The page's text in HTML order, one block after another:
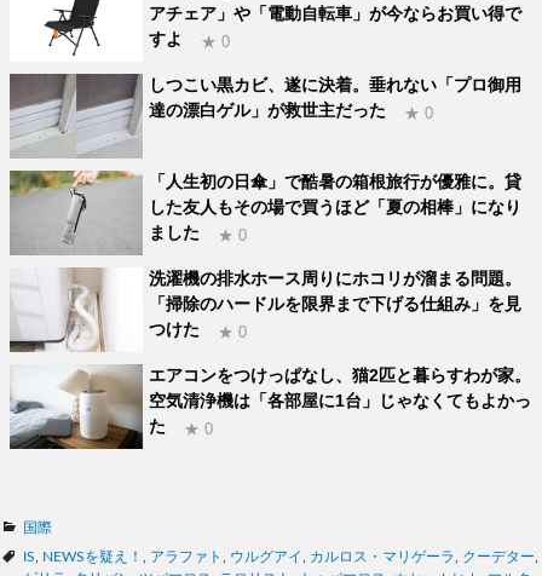
アチェア」や「電動自転車」が今ならお買い得で
すよ
★ 0
しつこい黒カビ、遂に決着。垂れない「プロ御用
達の漂白ゲル」が救世主だった
★ 0
「人生初の日傘」で酷暑の箱根旅行が優雅に。貸
した友人もその場で買うほど「夏の相棒」になり
ました
★ 0
洗濯機の排水ホース周りにホコリが溜まる問題。
「掃除のハードルを限界まで下げる仕組み」を見
つけた
★ 0
エアコンをつけっぱなし、猫2匹と暮らすわが家。
空気清浄機は「各部屋に1台」じゃなくてもよかっ
た
★ 0
カ
テ
ゴ
国際
タ
IS NEWSを疑え！ アラファト ウルグアイ カルロス・マリゲーラ クーデター